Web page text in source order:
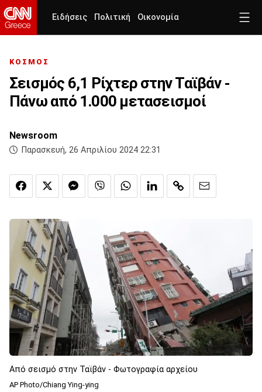
Ειδήσεις Πολιτική Οικονομία
ΚΟΣΜΟΣ
Σεισμός 6,1 Ρίχτερ στην Ταϊβάν -
Πάνω από 1.000 μετασεισμοί
Newsroom
Παρασκευή, 26 Απριλίου 2024 22:31
Από σεισμό στην Ταϊβάν - Φωτογραφία αρχείου
AP Photo/Chiang Ying-ying